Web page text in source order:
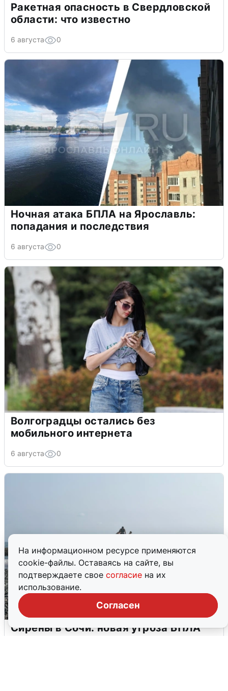
На информационном ресурсе применяются
cookie-файлы. Оставаясь на сайте, вы
подтверждаете свое согласие на их
использование.
Согласен
Ракетная опасность в Свердловской
области: что известно
6 августа 0
Ночная атака БПЛА на Ярославль:
попадания и последствия
6 августа 0
Волгоградцы остались без
мобильного интернета
6 августа 0
Сирены в Сочи: новая угроза БПЛА